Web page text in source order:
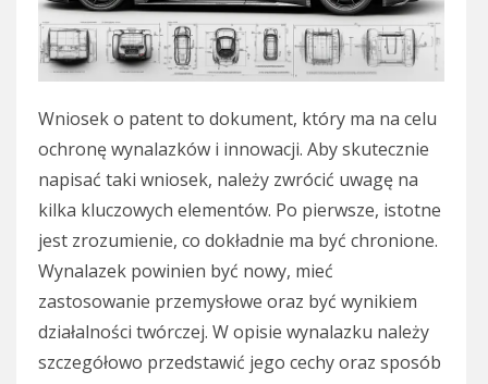
Wniosek o patent to dokument, który ma na celu
ochronę wynalazków i innowacji. Aby skutecznie
napisać taki wniosek, należy zwrócić uwagę na
kilka kluczowych elementów. Po pierwsze, istotne
jest zrozumienie, co dokładnie ma być chronione.
Wynalazek powinien być nowy, mieć
zastosowanie przemysłowe oraz być wynikiem
działalności twórczej. W opisie wynalazku należy
szczegółowo przedstawić jego cechy oraz sposób